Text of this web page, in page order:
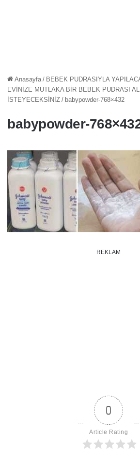
Anasayfa / BEBEK PUDRASIYLA
EVİNİZE MUTLAKA BİR BEBEK PUDRASI
İSTEYECEKSİNİZ / babypowder-768×432
babypowder-
REKLAM
0
Article Rating